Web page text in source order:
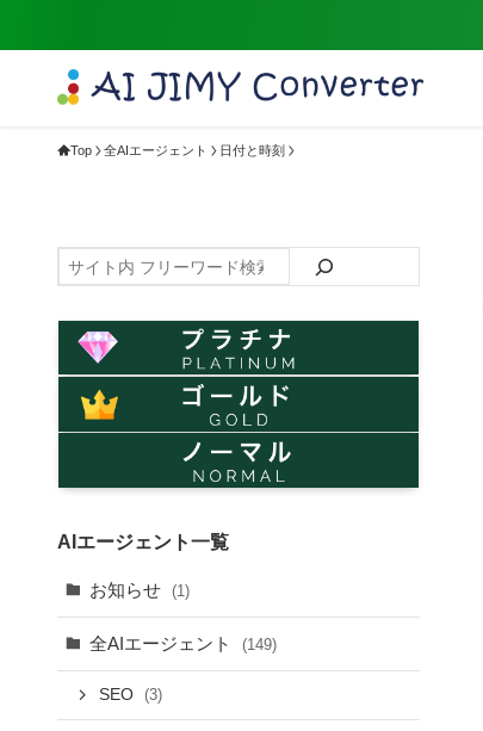
Top 全AIエージェント 日付と時刻
検
索
AIエージェント一覧
お知らせ (1)
全AIエージェント (149)
SEO (3)